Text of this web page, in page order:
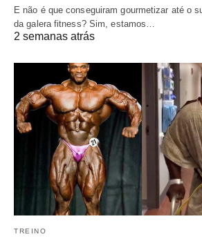
E não é que conseguiram gourmetizar até o
da galera fitness? Sim, estamos…
2 semanas atrás
TREINO